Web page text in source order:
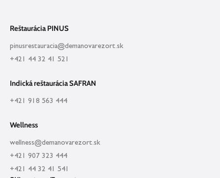
Reštaurácia PINUS
pinusrestauracia@demanovarezort.sk
+421 44 32 41 521
Indická reštaurácia SAFRAN
+421 918 563 444
Wellness
wellness@demanovarezort.sk
+421 907 323 444
+421 44 32 41 541